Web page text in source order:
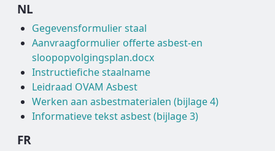
NL
Gegevensformulier staal
Aanvraagformulier offerte asbest-en
sloopopvolgingsplan.docx
Instructiefiche staalname
Leidraad OVAM Asbest
Werken aan asbestmaterialen (bijlage 4)
Informatieve tekst asbest (bijlage 3)
FR